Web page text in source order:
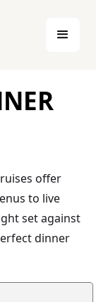
offer
to live
set against
dinner